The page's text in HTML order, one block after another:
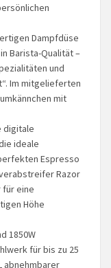
Dampfdüse
Barista-Qualität –
und
Im mitgelieferten
mit
digitale
ideale
Espresso
Razor
für eine
Höhe
1850W
für bis zu 25
abnehmbarer